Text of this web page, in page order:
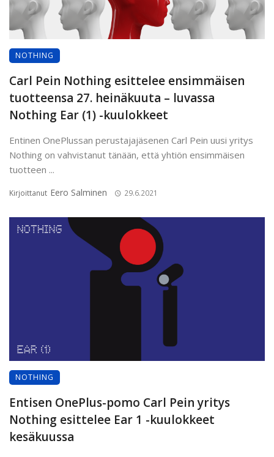
NOTHING
Carl Pein Nothing esittelee ensimmäisen
tuotteensa 27. heinäkuuta – luvassa
Nothing Ear (1) -kuulokkeet
Entinen OnePlussan perustajajäsenen Carl Pein uusi yritys
Nothing on vahvistanut tänään, että yhtiön ensimmäisen
tuotteen ...
Kirjoittanut Eero Salminen 29.6.2021
NOTHING
Entisen OnePlus-pomo Carl Pein yritys
Nothing esittelee Ear 1 -kuulokkeet
kesäkuussa